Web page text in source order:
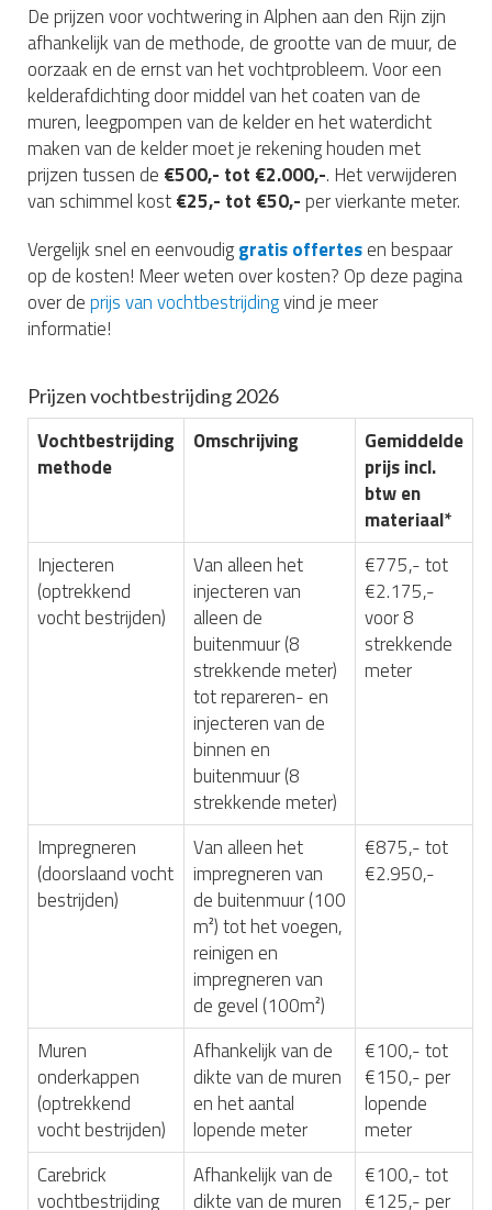
De prijzen voor vochtwering in Alphen aan den Rijn zijn
afhankelijk van de methode, de grootte van de muur, de
oorzaak en de ernst van het vochtprobleem. Voor een
kelderafdichting door middel van het coaten van de
muren, leegpompen van de kelder en het waterdicht
maken van de kelder moet je rekening houden met
prijzen tussen de €500,- tot €2.000,-. Het verwijderen
van schimmel kost€25,- tot €50,- per vierkante meter.
Vergelijk snel en eenvoudiggratis offertesen bespaar
op de kosten! Meer weten over kosten? Op deze pagina
over deprijs van vochtbestrijdingvind je meer
informatie!
Prijzen vochtbestrijding 2026
Vochtbestrijding
methode
Omschrijving
Gemiddelde
prijs incl.
btw en
materiaal*
Injecteren
(optrekkend
vocht bestrijden)
Van alleen het
injecteren van
alleen de
buitenmuur (8
strekkende meter)
tot repareren- en
injecteren van de
binnen en
buitenmuur (8
strekkende meter)
€775,- tot
€2.175,-
voor 8
strekkende
meter
Impregneren
(doorslaand vocht
bestrijden)
Van alleen het
impregneren van
de buitenmuur (100
m²) tot het voegen,
reinigen en
impregneren van
de gevel (100m²)
€875,- tot
€2.950,-
Muren
onderkappen
(optrekkend
vocht bestrijden)
Afhankelijk van de
dikte van de muren
en het aantal
lopende meter
€100,- tot
€150,- per
lopende
meter
Carebrick
vochtbestrijding
Afhankelijk van de
dikte van de muren
€100,- tot
€125,- per